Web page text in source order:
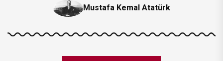
Mustafa Kemal Atatürk